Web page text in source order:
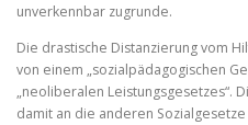
unverkennbar zugrunde.
Die drastische Distanzierung vom
von einem „sozialpädagogischen
„neoliberalen Leistungsgesetzes“.
damit an die anderen